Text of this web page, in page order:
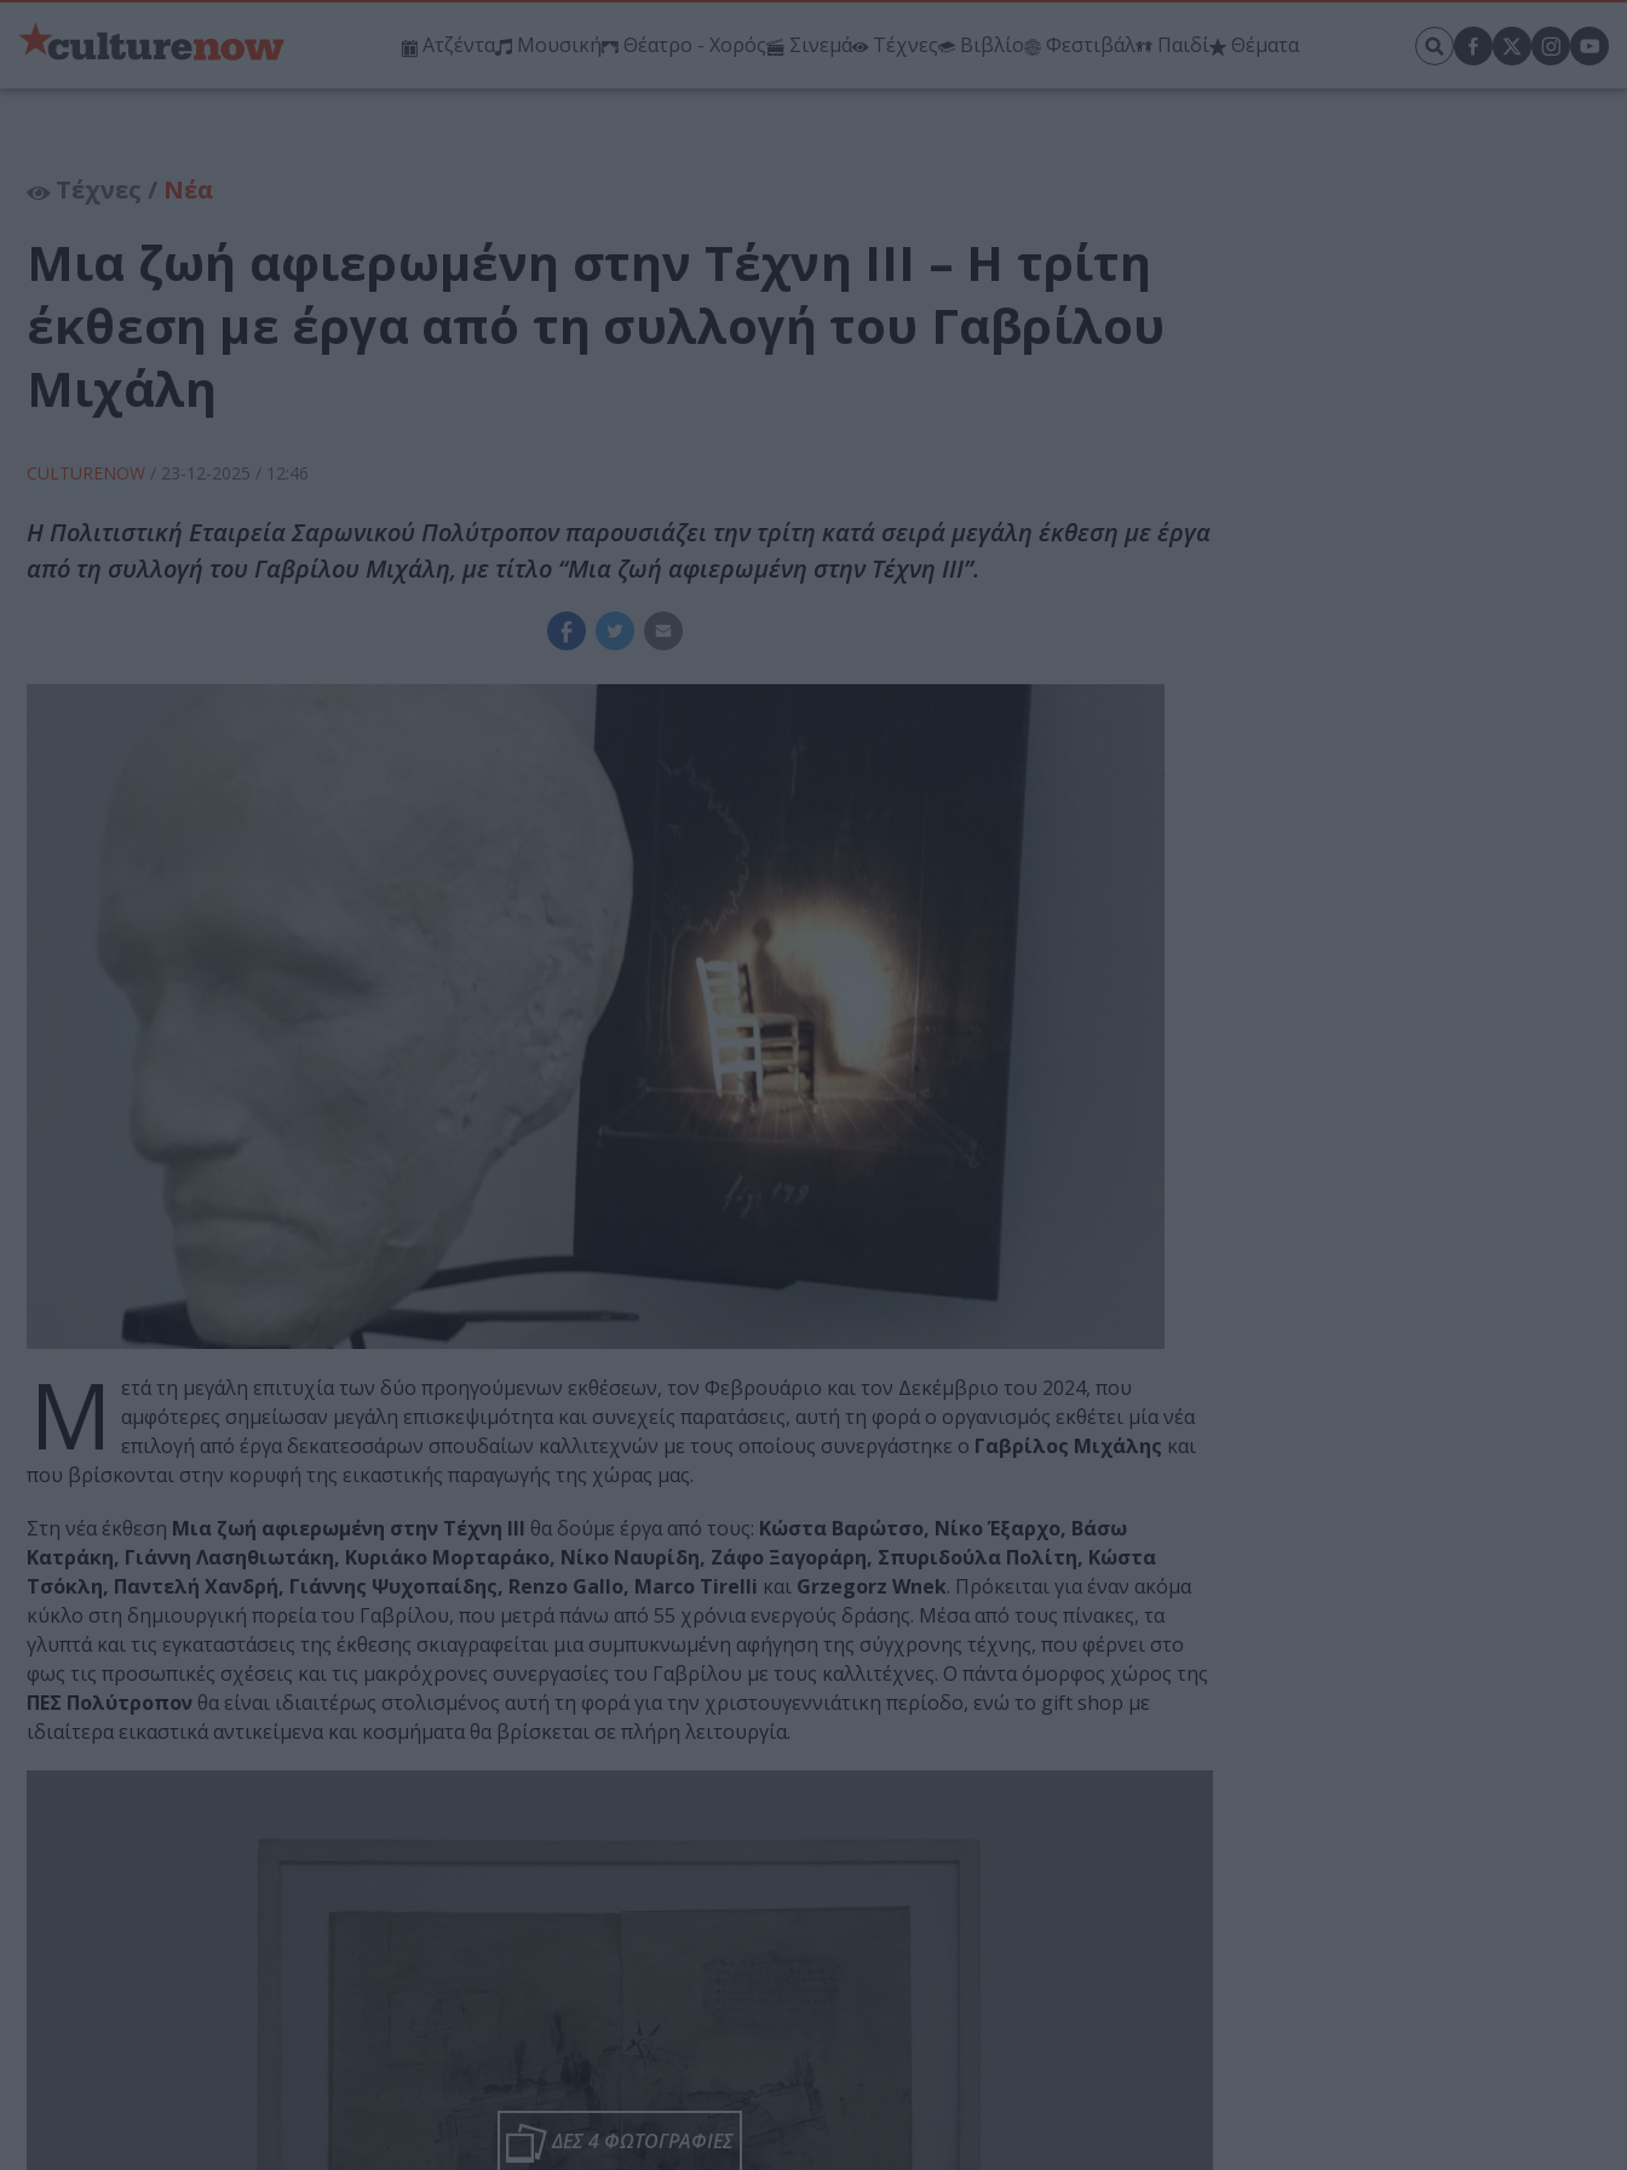
Ατζέντα Μουσική Θέατρο - Χορός Σινεμά Τέχνες Βιβλίο Φεστιβάλ Παιδί Θέματα
Τέχνες / Νέα
Μια ζωή αφιερωμένη στην Τέχνη ΙΙΙ – Η τρίτη
έκθεση με έργα από τη συλλογή του Γαβρίλου
Μιχάλη
CULTURENOW / 23-12-2025 / 12:46
Η Πολιτιστική Εταιρεία Σαρωνικού Πολύτροπον παρουσιάζει την τρίτη κατά σειρά μεγάλη έκθεση με έργα
από τη συλλογή του Γαβρίλου Μιχάλη, με τίτλο “Μια ζωή αφιερωμένη στην Τέχνη ΙΙΙ”.
Μ
ετά τη μεγάλη επιτυχία των δύο προηγούμενων εκθέσεων, τον Φεβρουάριο και τον Δεκέμβριο του 2024, που
αμφότερες σημείωσαν μεγάλη επισκεψιμότητα και συνεχείς παρατάσεις, αυτή τη φορά ο οργανισμός εκθέτει μία νέα
επιλογή από έργα δεκατεσσάρων σπουδαίων καλλιτεχνών με τους οποίους συνεργάστηκε ο Γαβρίλος Μιχάλης και
που βρίσκονται στην κορυφή της εικαστικής παραγωγής της χώρας μας.
Στη νέα έκθεση Μια ζωή αφιερωμένη στην Τέχνη ΙΙΙ θα δούμε έργα από τους: Κώστα Βαρώτσο, Νίκο Έξαρχο, Βάσω
Κατράκη, Γιάννη Λασηθιωτάκη, Κυριάκο Μορταράκο, Νίκο Ναυρίδη, Ζάφο Ξαγοράρη, Σπυριδούλα Πολίτη, Κώστα
Τσόκλη, Παντελή Χανδρή, Γιάννης Ψυχοπαίδης, Renzo Gallo, Marco Tirelli και Grzegorz Wnek. Πρόκειται για έναν ακόμα
κύκλο στη δημιουργική πορεία του Γαβρίλου, που μετρά πάνω από 55 χρόνια ενεργούς δράσης. Μέσα από τους πίνακες, τα
γλυπτά και τις εγκαταστάσεις της έκθεσης σκιαγραφείται μια συμπυκνωμένη αφήγηση της σύγχρονης τέχνης, που φέρνει στο
φως τις προσωπικές σχέσεις και τις μακρόχρονες συνεργασίες του Γαβρίλου με τους καλλιτέχνες. Ο πάντα όμορφος χώρος της
ΠΕΣ Πολύτροπον θα είναι ιδιαιτέρως στολισμένος αυτή τη φορά για την χριστουγεννιάτικη περίοδο, ενώ το gift shop με
ιδιαίτερα εικαστικά αντικείμενα και κοσμήματα θα βρίσκεται σε πλήρη λειτουργία.
ΔΕΣ 4 ΦΩΤΟΓΡΑΦΙΕΣ